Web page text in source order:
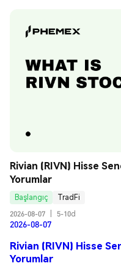
Rivian (RIVN) Hisse
Yorumlar
Başlangıç
TradFi
2026-08-07
5-10d
2026-08-07
Rivian (RIVN) Hisse
Yorumlar